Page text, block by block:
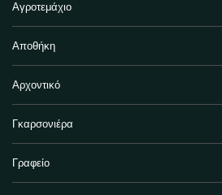
Αγροτεμάχιο
Αποθήκη
Αρχοντικό
Γκαρσονιέρα
Γραφείο